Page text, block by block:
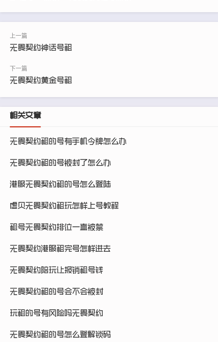
无畏契约神话号租
无畏契约黄金号租
相关文章
无畏契约租的号有手机令牌怎么办
无畏契约租的号被封了怎么办
港服无畏契约租的号怎么登陆
虚贝无畏契约租玩怎样上号教程
租号无畏契约排位一直被禁
无畏契约港服租完号怎样进去
无畏契约陪玩让报销租号钱
无畏契约租的号会不会被封
玩租的号有风险吗无畏契约
无畏契约租的号怎么登解锁码